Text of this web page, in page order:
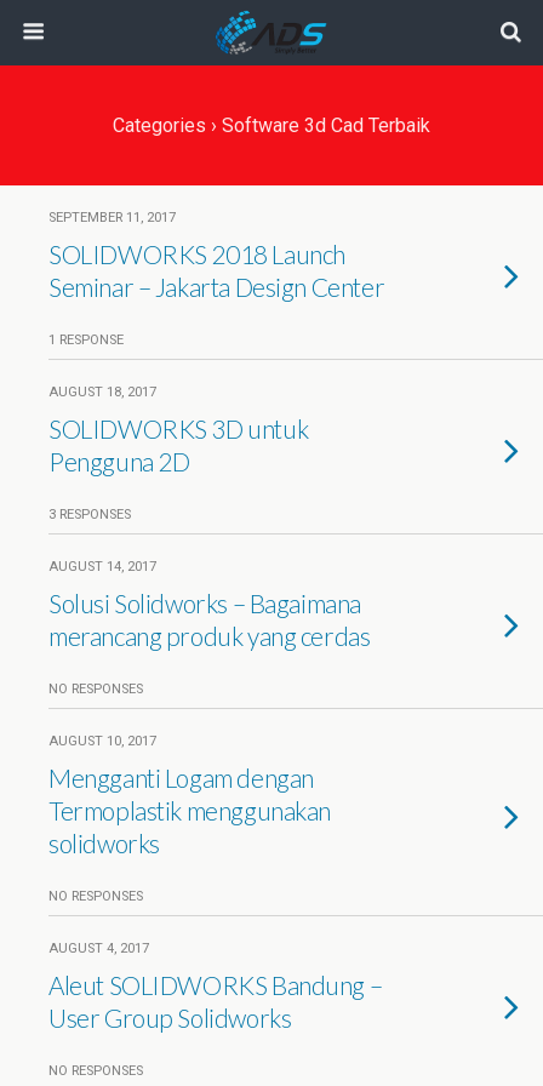
Categories › Software 3d Cad Terbaik
SEPTEMBER 11, 2017
SOLIDWORKS 2018 Launch
Seminar – Jakarta Design Center
1 RESPONSE
AUGUST 18, 2017
SOLIDWORKS 3D untuk
Pengguna 2D
3 RESPONSES
AUGUST 14, 2017
Solusi Solidworks – Bagaimana
merancang produk yang cerdas
NO RESPONSES
AUGUST 10, 2017
Mengganti Logam dengan
Termoplastik menggunakan
solidworks
NO RESPONSES
AUGUST 4, 2017
Aleut SOLIDWORKS Bandung –
User Group Solidworks
NO RESPONSES